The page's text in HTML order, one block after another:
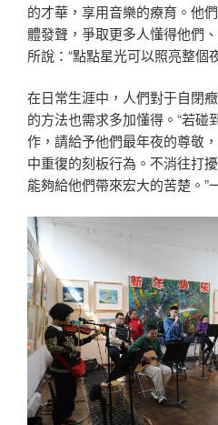
的才華，享用音樂的療育。他
體發聲，爭取更多人懂得他們
所說：“點點星光可以照亮整個
在日常生涯中，人們對于自閉
的方法也需求多加懂得。“若碰
作，請給予他們最年夜的尊敬
中重復的刻板行為。不消往打
能夠給他們帶來宏大的苦楚。”